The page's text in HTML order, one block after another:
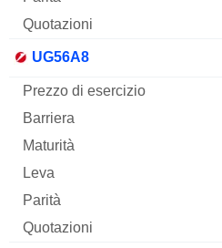
UG56A8